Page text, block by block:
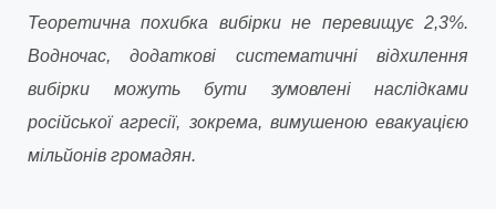
Теоретична похибка вибірки не перевищує 2,3%.
Водночас, додаткові систематичні відхилення
вибірки можуть бути зумовлені наслідками
російської агресії, зокрема, вимушеною евакуацією
мільйонів громадян.